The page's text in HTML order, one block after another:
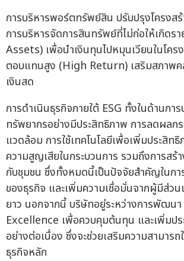
การบริหารพอร์ตทรัพย์สิน ปรับปรุงโครงส
การบริหารจัดการสินทรัพย์ที่ไม่ก่อให้เกิดร
Assets) เพื่อนำเงินทุนไปหมุนเวียนในโคร
ตอบแทนสูง (High Return) เสริมสภาพค
เงินสด
การดำเนินธุรกิจภายใต้ ESG ทั้งในด้านกา
ทรัพยากรอย่างมีประสิทธิภาพ การลดผลก
แวดล้อม การใช้เทคโนโลยีเพื่อเพิ่มประสิท
ความสูญเสียในกระบวนการ รวมถึงการส
กับชุมชน ซึ่งทั้งหมดนี้เป็นปัจจัยสำคัญในกา
ของธุรกิจ และเพิ่มความเชื่อมั่นจากผู้มีส่วน
ยาว นอกจากนี้ บริษัทอยู่ระหว่างการพัฒ
Excellence เพื่อควบคุมต้นทุน และเพิ่มป
อย่างต่อเนื่อง ซึ่งจะช่วยเสริมความสามารถ
ธุรกิจหลัก